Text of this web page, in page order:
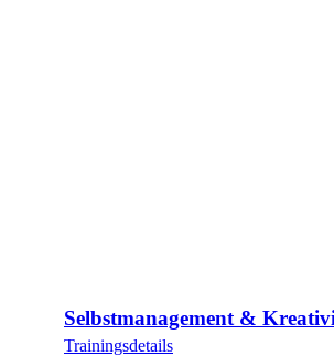
Selbstmanagement &
Trainingsdetails